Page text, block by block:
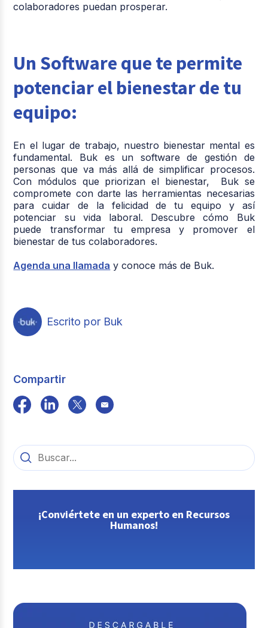
colaboradores puedan prosperar.
Un Software que te permite
potenciar el bienestar de tu
equipo:
En el lugar de trabajo, nuestro bienestar mental es
fundamental. Buk es un software de gestión de
personas que va más allá de simplificar procesos.
Con módulos que priorizan el bienestar, Buk se
compromete con darte las herramientas necesarias
para cuidar de la felicidad de tu equipo y así
potenciar su vida laboral. Descubre cómo Buk
puede transformar tu empresa y promover el
bienestar de tus colaboradores.
Agenda una llamada y conoce más de Buk.
Escrito por Buk
Compartir
¡Conviértete en un experto en Recursos
Humanos!